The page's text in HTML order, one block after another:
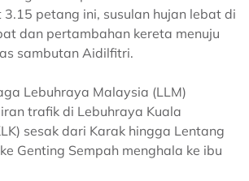
petang ini, susulan hujan lebat di
dan pertambahan kereta menuju
sambutan Aidilfitri.
Lebuhraya Malaysia (LLM)
trafik di Lebuhraya Kuala
sesak dari Karak hingga Lentang
Genting Sempah menghala ke ibu